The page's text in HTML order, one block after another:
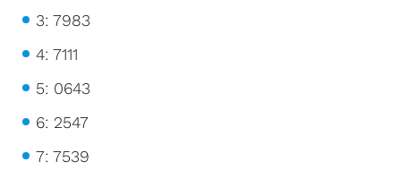
3: 7983
4: 7111
5: 0643
6: 2547
7: 7539